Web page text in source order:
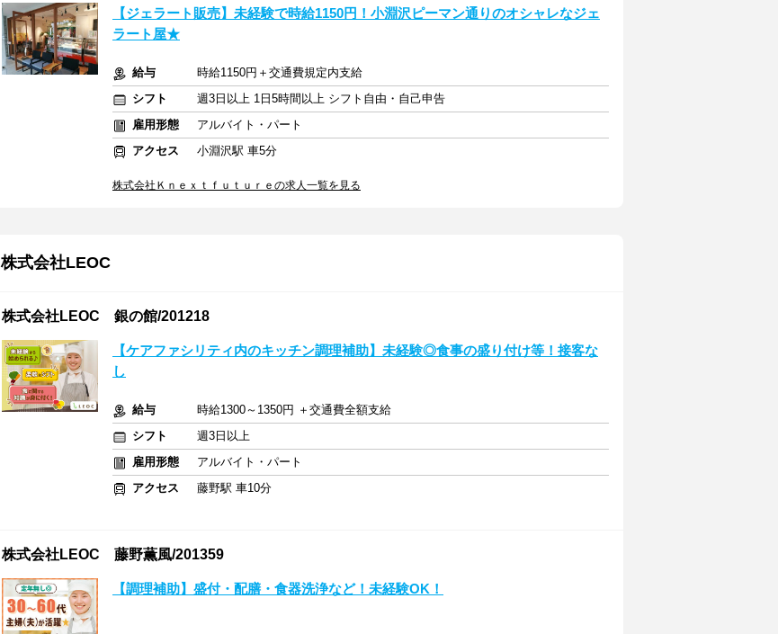
【ジェラート販売】未経験で時給1150円！小淵沢ピーマン通りのオシャレなジェ
ラート屋★
給与
時給1150円＋交通費規定内支給
シフト
週3日以上 1日5時間以上 シフト自由・自己申告
雇用形態
アルバイト・パート
アクセス
小淵沢駅 車5分
株式会社Ｋｎｅｘｔｆｕｔｕｒｅの求人一覧を見る
株式会社LEOC
株式会社LEOC 銀の館/201218
【ケアファシリティ内のキッチン調理補助】未経験◎食事の盛り付け等！接客な
し
給与
時給1300～1350円 ＋交通費全額支給
シフト
週3日以上
雇用形態
アルバイト・パート
アクセス
藤野駅 車10分
株式会社LEOC 藤野薫風/201359
【調理補助】盛付・配膳・食器洗浄など！未経験OK！